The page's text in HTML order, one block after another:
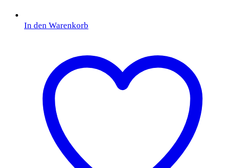
In den Warenkorb